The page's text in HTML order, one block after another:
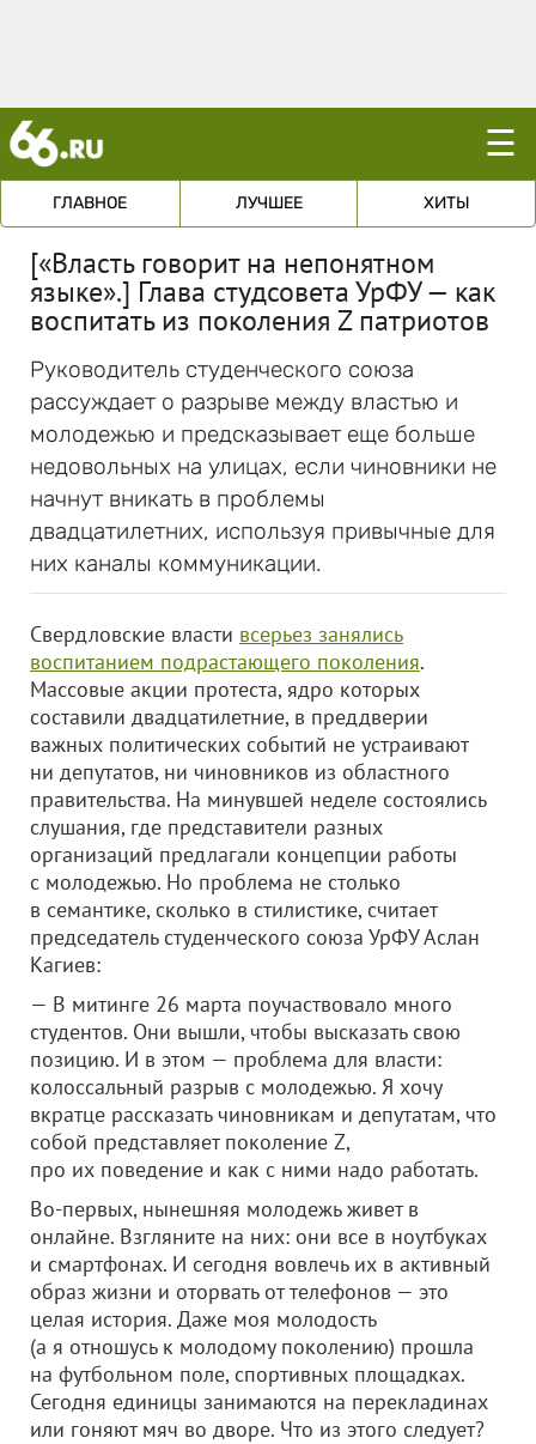
☰
ГЛАВНОЕ ЛУЧШЕЕ ХИТЫ
[«Власть говорит на непонятном
языке».] Глава студсовета УрФУ — как
воспитать из поколения Z патриотов
Руководитель студенческого союза
рассуждает о разрыве между властью и
молодежью и предсказывает еще больше
недовольных на улицах, если чиновники не
начнут вникать в проблемы
двадцатилетних, используя привычные для
них каналы коммуникации.
Свердловские власти всерьез занялись
воспитанием подрастающего поколения.
Массовые акции протеста, ядро которых
составили двадцатилетние, в преддверии
важных политических событий не устраивают
ни депутатов, ни чиновников из областного
правительства. На минувшей неделе состоялись
слушания, где представители разных
организаций предлагали концепции работы
с молодежью. Но проблема не столько
в семантике, сколько в стилистике, считает
председатель студенческого союза УрФУ Аслан
Кагиев:
— В митинге 26 марта поучаствовало много
студентов. Они вышли, чтобы высказать свою
позицию. И в этом — проблема для власти:
колоссальный разрыв с молодежью. Я хочу
вкратце рассказать чиновникам и депутатам, что
собой представляет поколение Z,
про их поведение и как с ними надо работать.
Во-первых, нынешняя молодежь живет в
онлайне. Взгляните на них: они все в ноутбуках
и смартфонах. И сегодня вовлечь их в активный
образ жизни и оторвать от телефонов — это
целая история. Даже моя молодость
(а я отношусь к молодому поколению) прошла
на футбольном поле, спортивных площадках.
Сегодня единицы занимаются на перекладинах
или гоняют мяч во дворе. Что из этого следует?